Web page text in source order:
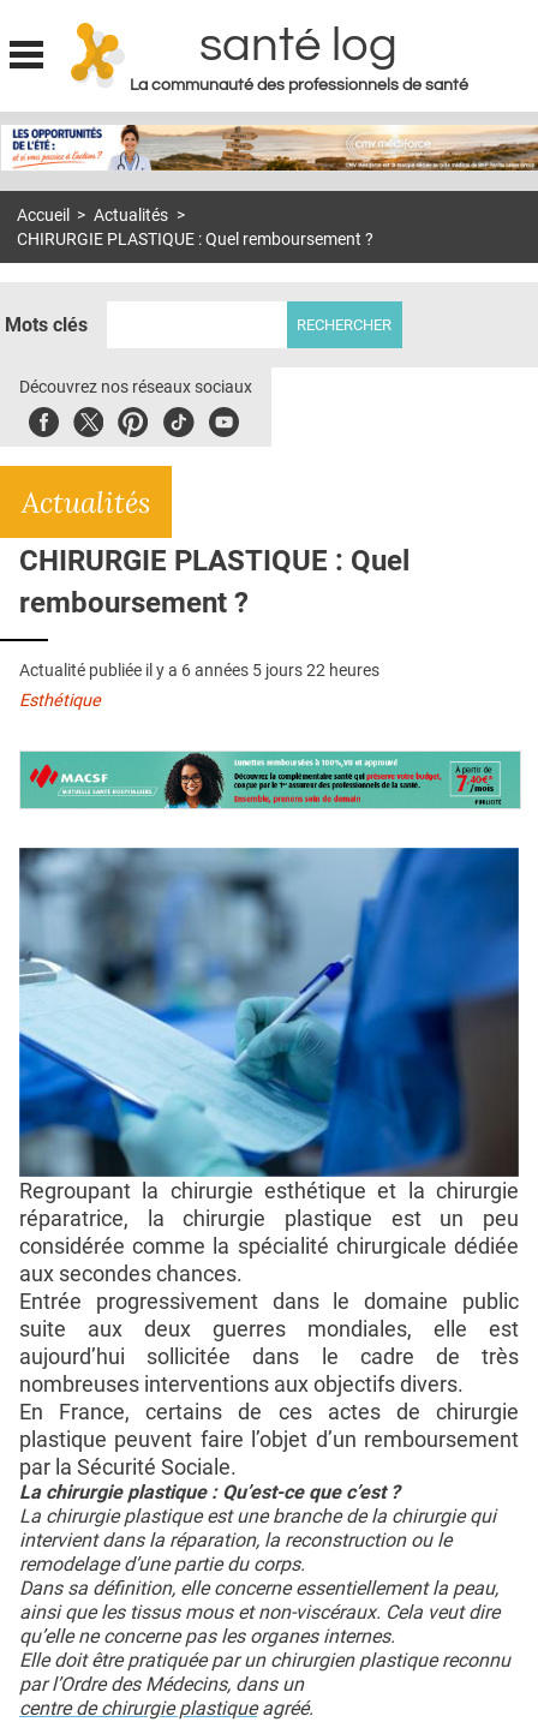
Jump to navigation
santé log
La communauté des professionnels de santé
MON COMPTE
S'ABONNER À LA REVUE SOIN À DOMICILE
DOSSIERS
E-REVUE SAD
L'APP
QUI SOMMES-NOUS ?
PUBLICITÉ
CONDITIONS GÉNÉRALES
CONTACT
Accueil > Actualités >
CHIRURGIE PLASTIQUE : Quel remboursement ?
Mots clés
Découvrez nos réseaux sociaux
FacebookTwitterPinterest
TiktokYoubute
Actualités
CHIRURGIE PLASTIQUE : Quel
remboursement ?
Actualité publiée il y a 6 années 5 jours 22 heures
Esthétique
Regroupant la chirurgie esthétique et la chirurgie
réparatrice, la chirurgie plastique est un peu
considérée comme la spécialité chirurgicale dédiée
aux secondes chances.
Entrée progressivement dans le domaine public
suite aux deux guerres mondiales, elle est
aujourd’hui sollicitée dans le cadre de très
nombreuses interventions aux objectifs divers.
En France, certains de ces actes de chirurgie
plastique peuvent faire l’objet d’un remboursement
par la Sécurité Sociale.
La chirurgie plastique : Qu’est-ce que c’est ?
La chirurgie plastique est une branche de la chirurgie qui
intervient dans la réparation, la reconstruction ou le
remodelage d’une partie du corps.
Dans sa définition, elle concerne essentiellement la peau,
ainsi que les tissus mous et non-viscéraux. Cela veut dire
qu’elle ne concerne pas les organes internes.
Elle doit être pratiquée par un chirurgien plastique reconnu
par l’Ordre des Médecins, dans un
centre de chirurgie plastiqueagréé.